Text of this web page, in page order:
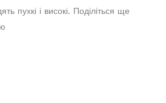
пухкі і високі. Поділіться ще